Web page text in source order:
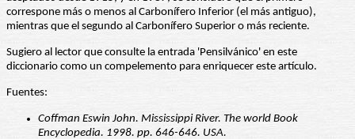
correspone más o menos al Carbonífero Inferior (el más antiguo),
mientras que el segundo al Carbonífero Superior o más reciente.
Sugiero al lector que consulte la entrada 'Pensilvánico' en este
diccionario como un compelemento para enriquecer este artículo.
Fuentes:
Coffman Eswin John. Mississippi River. The world Book
Encyclopedia. 1998. pp. 646-646. USA.